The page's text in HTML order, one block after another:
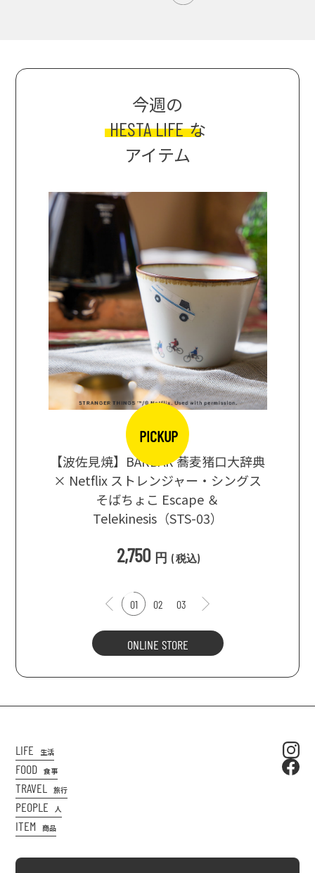
今週の
HESTA LIFE な
アイテム
PICKUP
【波佐見焼】BARBAR 蕎麦猪口大辞典
× Netflix ストレンジャー・シングス
そばちょこ Escape ＆
Telekinesis（STS-03）
2,750 円 (税込)
01 02 03
ONLINE STORE
LIFE 生活
FOOD 食事
TRAVEL 旅行
PEOPLE 人
ITEM 商品